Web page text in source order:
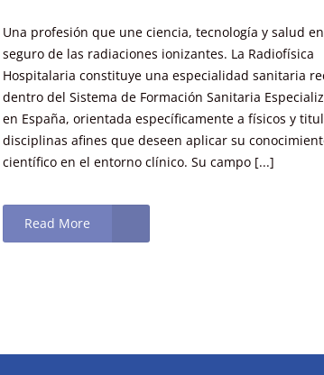
Una profesión que une ciencia, tecnología y salud
seguro de las radiaciones ionizantes. La Radiofísica
Hospitalaria constituye una especialidad sanitaria
dentro del Sistema de Formación Sanitaria
en España, orientada específicamente a físicos y
disciplinas afines que deseen aplicar su
científico en el entorno clínico. Su campo [...]
Read More